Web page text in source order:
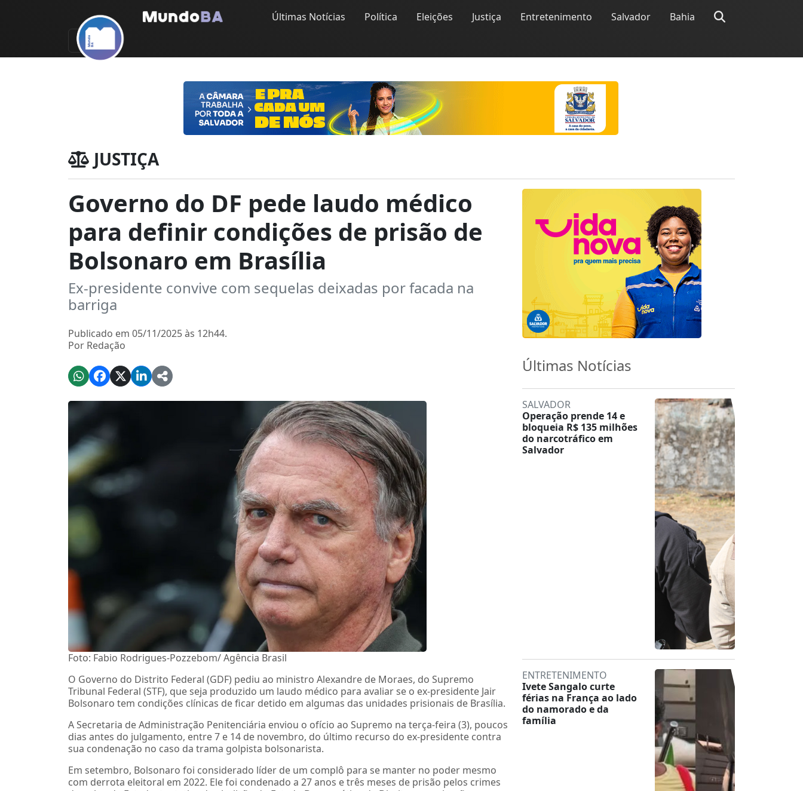
Últimas Notícias Política Eleições Justiça Entretenimento Salvador Bahia
JUSTIÇA
Governo do DF pede laudo médico
para definir condições de prisão de
Bolsonaro em Brasília
Ex-presidente convive com sequelas deixadas por facada na
barriga
Publicado em 05/11/2025 às 12h44.
Por Redação
Foto: Fabio Rodrigues-Pozzebom/ Agência Brasil
O Governo do Distrito Federal (GDF) pediu ao ministro Alexandre de Moraes, do Supremo
Tribunal Federal (STF), que seja produzido um laudo médico para avaliar se o ex-presidente Jair
Bolsonaro tem condições clínicas de ficar detido em algumas das unidades prisionais de Brasília.
A Secretaria de Administração Penitenciária enviou o ofício ao Supremo na terça-feira (3), poucos
dias antes do julgamento, entre 7 e 14 de novembro, do último recurso do ex-presidente contra
sua condenação no caso da trama golpista bolsonarista.
Em setembro, Bolsonaro foi considerado líder de um complô para se manter no poder mesmo
com derrota eleitoral em 2022. Ele foi condenado a 27 anos e três meses de prisão pelos crimes
Últimas Notícias
SALVADOR
Operação prende 14 e
bloqueia R$ 135 milhões
do narcotráfico em
Salvador
ENTRETENIMENTO
Ivete Sangalo curte
férias na França ao lado
do namorado e da
família